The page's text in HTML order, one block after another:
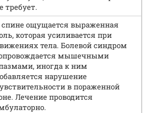
требует.
ощущается выраженная
которая усиливается при
тела. Болевой синдром
мышечными
иногда к ним
нарушение
в пораженной
Лечение проводится